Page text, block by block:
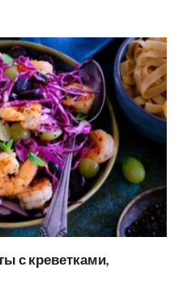
с креветками,